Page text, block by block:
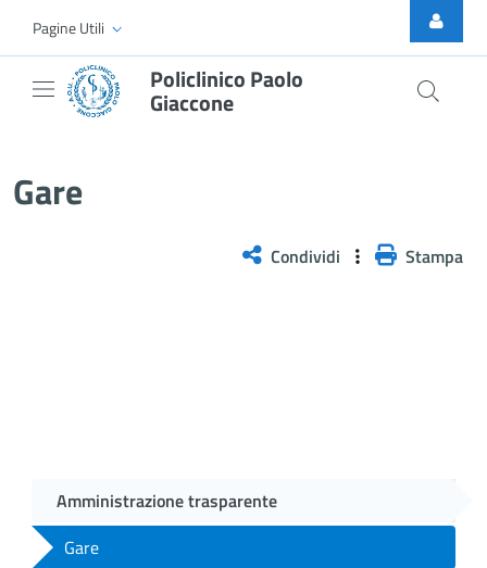
Skip to Main Content
Pagine Utili
Policlinico Paolo
Giaccone
Gare
Condividi Stampa
Amministrazione trasparente
Gare